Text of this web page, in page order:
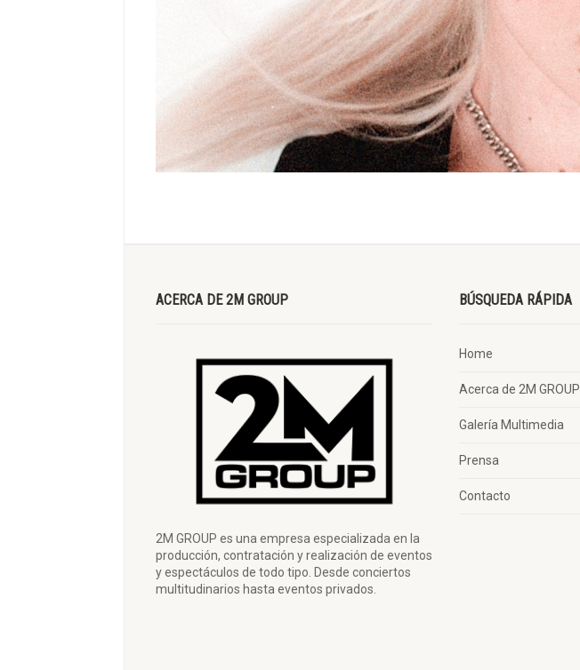
ACERCA DE 2M GROUP
2M GROUP es una empresa especializada en la
producción, contratación y realización de eventos
y espectáculos de todo tipo. Desde conciertos
multitudinarios hasta eventos privados.
BÚSQUEDA RÁPIDA
Home
Acerca de 2M GROUP
Galería Multimedia
Prensa
Contacto